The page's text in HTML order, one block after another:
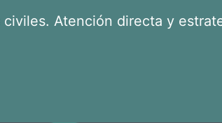
Atención directa y